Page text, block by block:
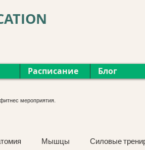
Расписание Блог
мероприятия.
Мышцы Силовые